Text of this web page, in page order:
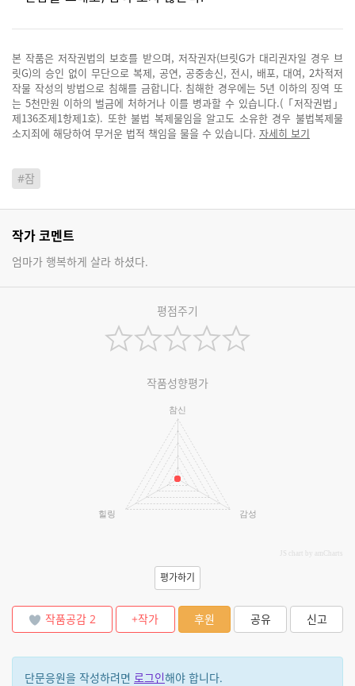
본 작품은 저작권법의 보호를 받으며, 저작권자(브릿G가 대리권자일 경우 브
릿G)의 승인 없이 무단으로 복제, 공연, 공중송신, 전시, 배포, 대여, 2차적저
작물 작성의 방법으로 침해를 금합니다. 침해한 경우에는 5년 이하의 징역 또
는 5천만원 이하의 벌금에 처하거나 이를 병과할 수 있습니다.(「저작권법」
제136조제1항제1호). 또한 불법 복제물임을 알고도 소유한 경우 불법복제물
소지죄에 해당하여 무거운 법적 책임을 물을 수 있습니다. 자세히 보기
#잠
작가 코멘트
엄마가 행복하게 살라 하셨다.
평점주기
작품성향평가
참신
감성
힐링
JS chart by amCharts
평가하기
작품공감 2 +작가 후원 공유 신고
단문응원을 작성하려면 로그인해야 합니다.